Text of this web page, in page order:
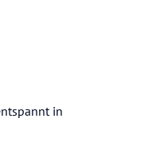
in